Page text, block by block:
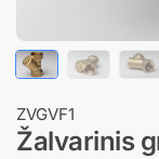
ZVGVF1
Žalvarinis